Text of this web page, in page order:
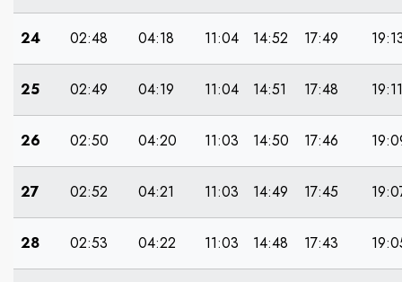
24 02:48 04:18 11:04 14:52 17:49
25 02:49 04:19 11:04 14:51 17:48 19:11
26 02:50 04:20 11:03 14:50 17:46
27 02:52 04:21 11:03 14:49 17:45
28 02:53 04:22 11:03 14:48 17:43